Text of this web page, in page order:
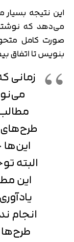
این نتیجه
می‌دهد که
صورت کامل
بنویس تا اتفاق
زمانی
البته
این
انجام